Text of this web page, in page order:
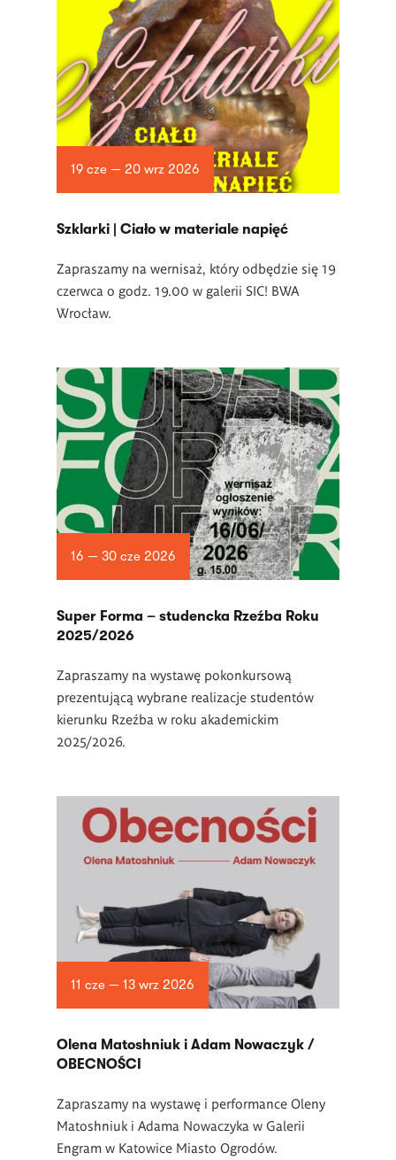
19 cze — 20 wrz 2026
­Szklarki | Ciało w materiale napięć
Zapraszamy na wernisaż, który odbędzie się 19
czerwca o godz. 19.00 w galerii SIC! BWA
Wrocław.
16 — 30 cze 2026
Super Forma – studencka Rzeźba Roku
2025/2026
Zapraszamy na wystawę pokonkursową
prezentującą wybrane realizacje studentów
kierunku Rzeźba w roku akademickim
2025/2026.
11 cze — 13 wrz 2026
Olena Matoshniuk i Adam Nowaczyk /
OBECNOŚCI
Zapraszamy na wystawę i performance Oleny
Matoshniuk i Adama Nowaczyka w Galerii
Engram w Katowice Miasto Ogrodów.